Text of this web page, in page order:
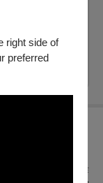
right side of
preferred
行選位
早上，兩人在工作